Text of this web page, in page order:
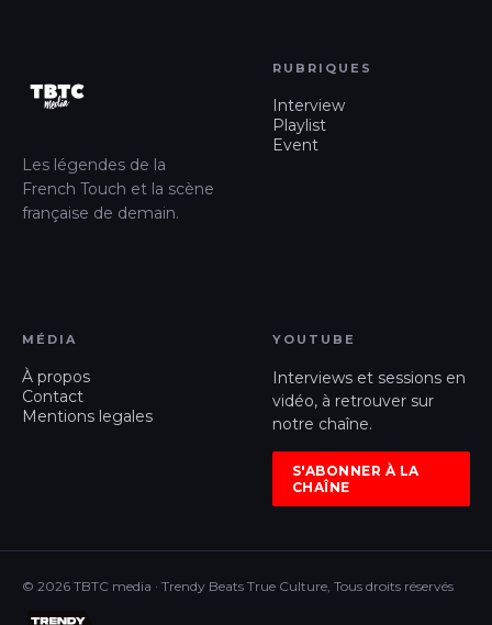
Les légendes de la
French Touch et la scène
française de demain.
RUBRIQUES
Interview
Playlist
Event
MÉDIA
À propos
Contact
Mentions legales
YOUTUBE
Interviews et sessions en
vidéo, à retrouver sur
notre chaîne.
S'ABONNER À LA
CHAÎNE
© 2026 TBTC media · Trendy Beats True Culture, Tous droits réservés